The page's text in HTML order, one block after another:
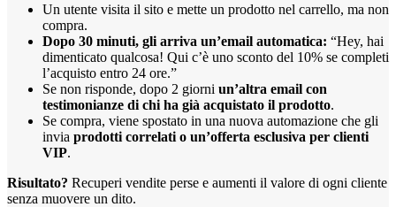
Un utente visita il sito e mette un prodotto nel carrello, ma non
compra.
Dopo 30 minuti, gli arriva un’email automatica: “Hey, hai
dimenticato qualcosa! Qui c’è uno sconto del 10% se completi
l’acquisto entro 24 ore.”
Se non risponde, dopo 2 giorni un’altra email con
testimonianze di chi ha già acquistato il prodotto.
Se compra, viene spostato in una nuova automazione che gli
invia prodotti correlati o un’offerta esclusiva per clienti
VIP.
Risultato? Recuperi vendite perse e aumenti il valore di ogni cliente
senza muovere un dito.